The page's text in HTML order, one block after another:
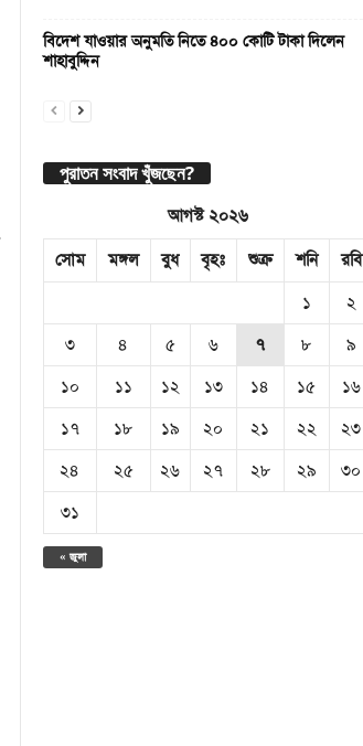
বিদেশ যাওয়ার অনুমতি নিতে ৪০০ কোটি টাকা দিলেন
শাহাবুদ্দিন
পুরাতন সংবাদ খুঁজছেন?
আগস্ট ২০২৬
সোম
মঙ্গল বুধ বৃহঃ শুক্র শনি রবি
« জুলা
১
২
৩
৪ ৫ ৬ ৭ ৮
৯
১০
১১ ১২ ১৩ ১৪ ১৫
১৬
১৭
১৮ ১৯ ২০ ২১ ২২
২৩
২৪
২৫ ২৬ ২৭ ২৮ ২৯
৩০
৩১